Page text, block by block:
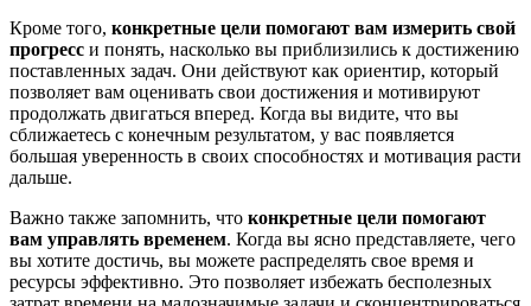
Кроме того, конкретные цели помогают вам измерить свой
прогресс и понять, насколько вы приблизились к достижению
поставленных задач. Они действуют как ориентир, который
позволяет вам оценивать свои достижения и мотивируют
продолжать двигаться вперед. Когда вы видите, что вы
сближаетесь с конечным результатом, у вас появляется
большая уверенность в своих способностях и мотивация расти
дальше.
Важно также запомнить, что конкретные цели помогают
вам управлять временем. Когда вы ясно представляете, чего
вы хотите достичь, вы можете распределять свое время и
ресурсы эффективно. Это позволяет избежать бесполезных